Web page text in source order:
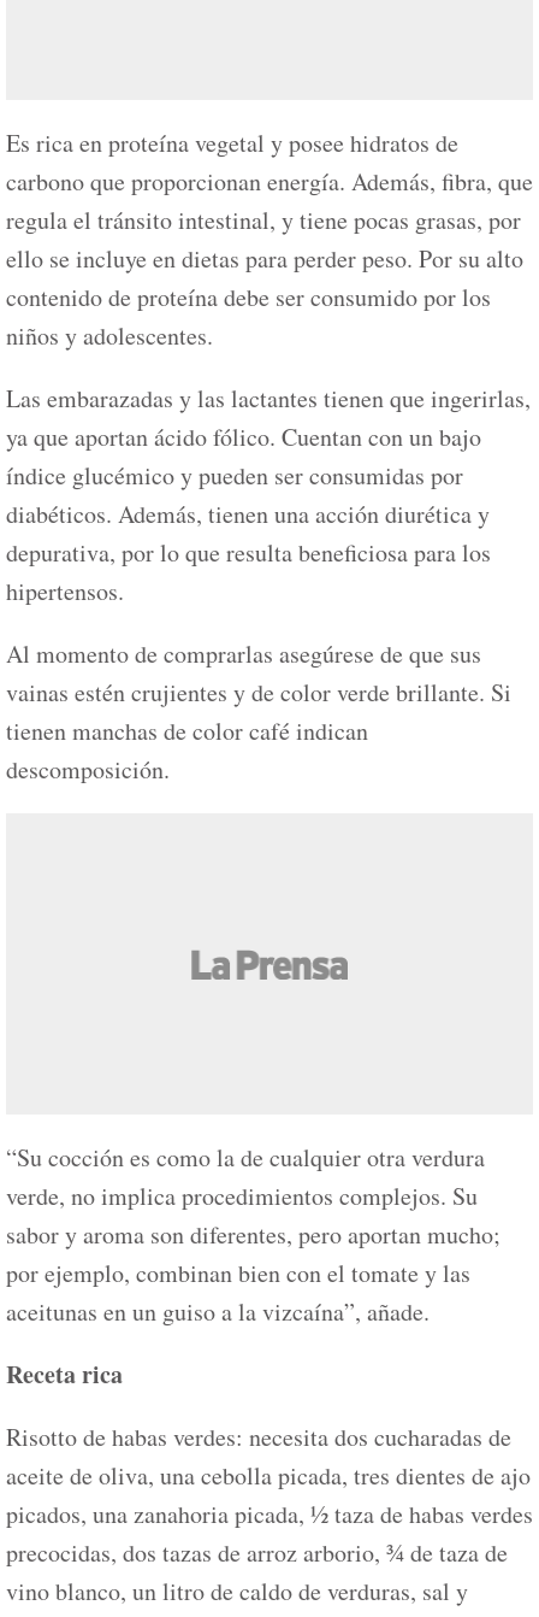
Es rica en proteína vegetal y posee hidratos de
carbono que proporcionan energía. Además, fibra, que
regula el tránsito intestinal, y tiene pocas grasas, por
ello se incluye en dietas para perder peso. Por su alto
contenido de proteína debe ser consumido por los
niños y adolescentes.
Las embarazadas y las lactantes tienen que ingerirlas,
ya que aportan ácido fólico. Cuentan con un bajo
índice glucémico y pueden ser consumidas por
diabéticos. Además, tienen una acción diurética y
depurativa, por lo que resulta beneficiosa para los
hipertensos.
Al momento de comprarlas asegúrese de que sus
vainas estén crujientes y de color verde brillante. Si
tienen manchas de color café indican
descomposición.
“Su cocción es como la de cualquier otra verdura
verde, no implica procedimientos complejos. Su
sabor y aroma son diferentes, pero aportan mucho;
por ejemplo, combinan bien con el tomate y las
aceitunas en un guiso a la vizcaína”, añade.
Receta rica
Risotto de habas verdes: necesita dos cucharadas de
aceite de oliva, una cebolla picada, tres dientes de ajo
picados, una zanahoria picada, ½ taza de habas verdes
precocidas, dos tazas de arroz arborio, ¾ de taza de
vino blanco, un litro de caldo de verduras, sal y